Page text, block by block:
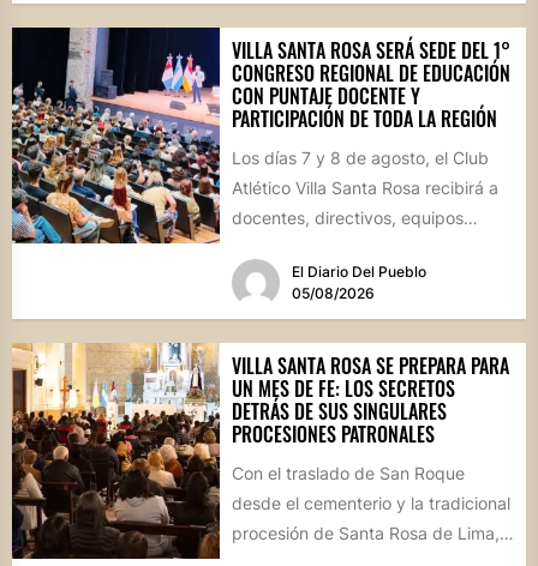
VILLA SANTA ROSA SERÁ SEDE DEL 1°
CONGRESO REGIONAL DE EDUCACIÓN
CON PUNTAJE DOCENTE Y
PARTICIPACIÓN DE TODA LA REGIÓN
Los días 7 y 8 de agosto, el Club
Atlético Villa Santa Rosa recibirá a
docentes, directivos, equipos
El Diario Del Pueblo
05/08/2026
VILLA SANTA ROSA SE PREPARA PARA
UN MES DE FE: LOS SECRETOS
DETRÁS DE SUS SINGULARES
PROCESIONES PATRONALES
Con el traslado de San Roque
desde el cementerio y la tradicional
procesión de Santa Rosa de Lima,